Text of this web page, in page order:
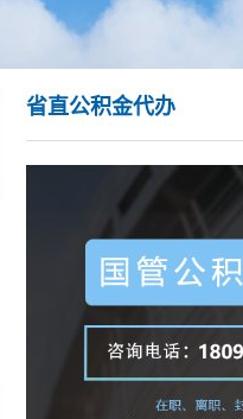
省直公积金代办